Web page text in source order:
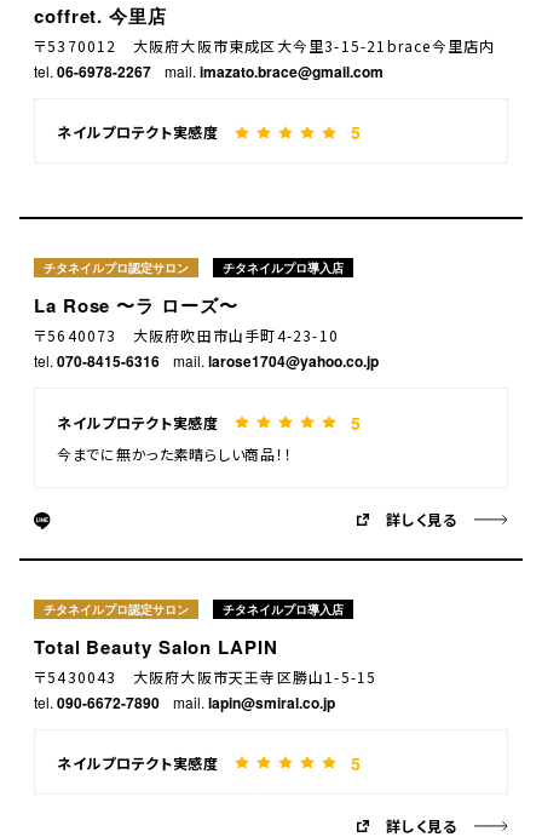
coffret. 今里店
〒5370012 大阪府大阪市東成区大今里3-15-21brace今里店内
tel. 06-6978-2267 mail. imazato.brace@gmail.com
ネイルプロテクト実感度 5
チタネイルプロ認定サロン チタネイルプロ導入店
La Rose 〜ラ ローズ〜
〒5640073 大阪府吹田市山手町4-23-10
tel. 070-8415-6316 mail. larose1704@yahoo.co.jp
ネイルプロテクト実感度 5
今までに無かった素晴らしい商品！！
詳しく見る
チタネイルプロ認定サロン チタネイルプロ導入店
Total Beauty Salon LAPIN
〒5430043 大阪府大阪市天王寺区勝山1-5-15
tel. 090-6672-7890 mail. lapin@smiral.co.jp
ネイルプロテクト実感度 5
詳しく見る